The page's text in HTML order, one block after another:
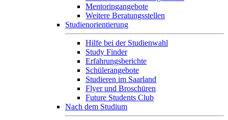
Mentoringangebote
Weitere Beratungsstellen
Studienorientierung
Hilfe bei der Studienwahl
Study Finder
Erfahrungsberichte
Schülerangebote
Studieren im Saarland
Flyer und Broschüren
Future Students Club
Nach dem Studium